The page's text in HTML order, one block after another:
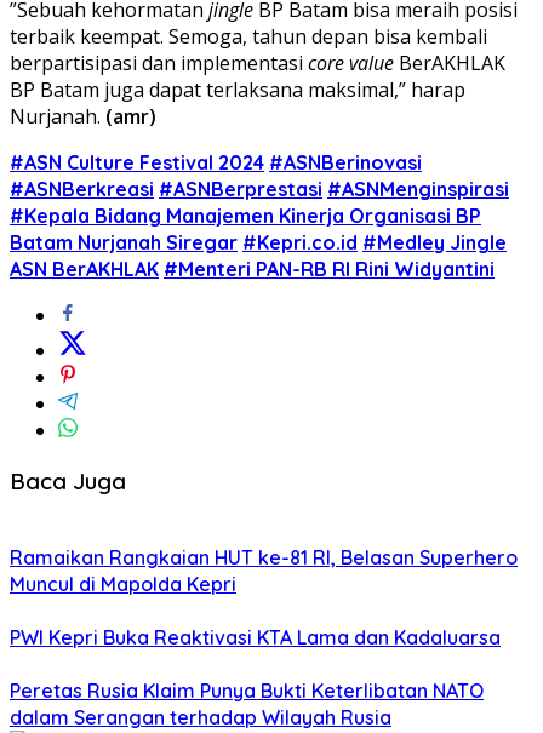
”Sebuah kehormatan jingle BP Batam bisa meraih posisi
terbaik keempat. Semoga, tahun depan bisa kembali
berpartisipasi dan implementasi core value BerAKHLAK
BP Batam juga dapat terlaksana maksimal,” harap
Nurjanah. (amr)
#ASN Culture Festival 2024 #ASNBerinovasi
#ASNBerkreasi #ASNBerprestasi #ASNMenginspirasi
#Kepala Bidang Manajemen Kinerja Organisasi BP
Batam Nurjanah Siregar #Kepri.co.id #Medley Jingle
ASN BerAKHLAK #Menteri PAN-RB RI Rini Widyantini
Baca Juga
Ramaikan Rangkaian HUT ke-81 RI, Belasan Superhero
Muncul di Mapolda Kepri
PWI Kepri Buka Reaktivasi KTA Lama dan Kadaluarsa
Peretas Rusia Klaim Punya Bukti Keterlibatan NATO
dalam Serangan terhadap Wilayah Rusia